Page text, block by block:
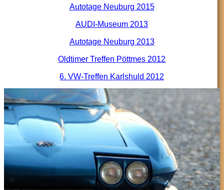
Autotage Neuburg 2015
AUDI-Museum 2013
Autotage Neuburg 2013
Oldtimer Treffen Pöttmes 2012
6. VW-Treffen Karlshuld 2012